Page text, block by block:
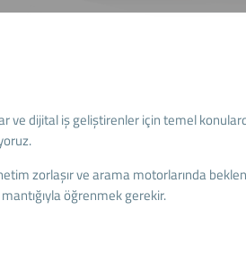
ve dijital iş geliştirenler için temel
zorlaşır ve arama motorlarında
öğrenmek gerekir.